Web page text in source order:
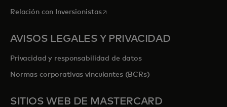
Relación con Inversionistasse abre en una pestaña nueva
AVISOS LEGALES Y PRIVACIDAD
Privacidad y responsabilidad de datos
Normas corporativas vinculantes (BCRs)
SITIOS WEB DE MASTERCARD